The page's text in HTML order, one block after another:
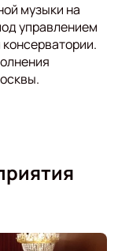
музыки на
управлением